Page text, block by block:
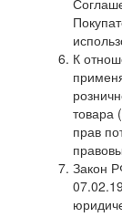
К
товара
прав
Закон